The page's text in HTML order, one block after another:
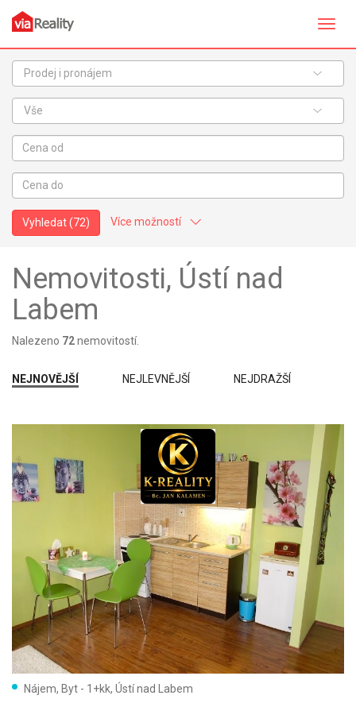
Prodej i pronájem
Vše
Vyhledat(72) Více možností
Vymazat vyhledávání
Nemovitosti, Ústí nad
Labem
Nalezeno 72nemovitostí.
NEJNOVĚJŠÍ NEJLEVNĚJŠÍ NEJDRAŽŠÍ
Nájem, Byt - 1+kk, Ústí nad Labem